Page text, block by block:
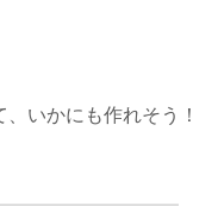
いかにも作れそう！